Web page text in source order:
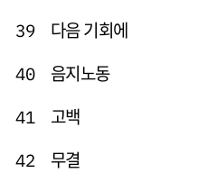
39 다음 기회에
40 음지노동
41 고백
42 무결